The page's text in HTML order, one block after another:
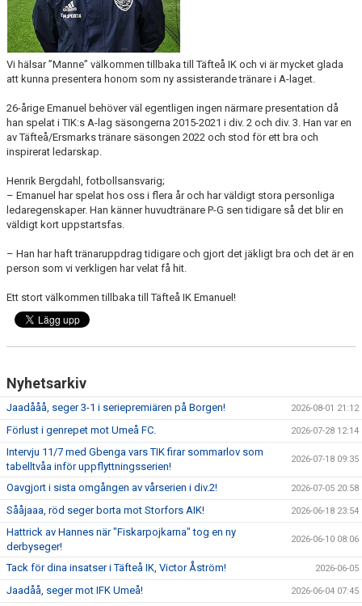
Vi hälsar ”Manne” välkommen tillbaka till Täfteå IK och vi är mycket glada
att kunna presentera honom som ny assisterande tränare i A-laget.
26-årige Emanuel behöver väl egentligen ingen närmare presentation då
han spelat i TIK:s A-lag säsongerna 2015-2021 i div. 2 och div. 3. Han var en
av Täfteå/Ersmarks tränare säsongen 2022 och stod för ett bra och
inspirerat ledarskap.
Henrik Bergdahl, fotbollsansvarig;
– Emanuel har spelat hos oss i flera år och har väldigt stora personliga
ledaregenskaper. Han känner huvudtränare P-G sen tidigare så det blir en
väldigt kort uppstartsfas.
– Han har haft tränaruppdrag tidigare och gjort det jäkligt bra och det är en
person som vi verkligen har velat få hit.
Ett stort välkommen tillbaka till Täfteå IK Emanuel!
Nyhetsarkiv
Jaadååå, seger 3-1 i seriepremiären på Borgen! 2026-08-01 21:12
Förlust i genrepet mot Umeå FC. 2026-07-28 12:14
Intervju 11/7 med Gbenga vars TIK firar sommarlov som
tabelltvåa inför uppflyttningsserien!
2026-07-18 09:35
Oavgjort i sista omgången av vårserien i div.2! 2026-07-05 20:58
Sååjaaa, röd seger borta mot Storfors AIK! 2026-06-18 23:54
Hattrick av Hannes när "Fiskarpojkarna" tog en ny
derbyseger!
2026-06-10 08:06
Tack för dina insatser i Täfteå IK, Victor Åström! 2026-06-05
Jaadåå, seger mot IFK Umeå! 2026-06-04 07:45